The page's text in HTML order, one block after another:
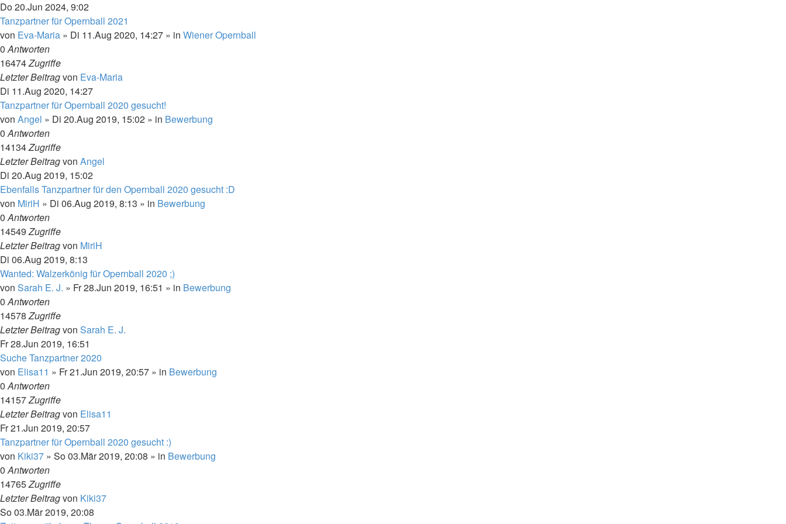
Do 20.Jun 2024, 9:02
Tanzpartner für Opernball 2021
von Eva-Maria » Di 11.Aug 2020, 14:27 » in Wiener Opernball
0Antworten
16474Zugriffe
Letzter Beitragvon Eva-Maria
Di 11.Aug 2020, 14:27
Tanzpartner für Opernball 2020 gesucht!
von Angel » Di 20.Aug 2019, 15:02 » in Bewerbung
0Antworten
14134Zugriffe
Letzter Beitragvon Angel
Di 20.Aug 2019, 15:02
Ebenfalls Tanzpartner für den Opernball 2020 gesucht :D
von MiriH » Di 06.Aug 2019, 8:13 » in Bewerbung
0Antworten
14549Zugriffe
Letzter Beitragvon MiriH
Di 06.Aug 2019, 8:13
Wanted: Walzerkönig für Opernball 2020 ;)
von Sarah E. J. » Fr 28.Jun 2019, 16:51 » in Bewerbung
0Antworten
14578Zugriffe
Letzter Beitragvon Sarah E. J.
Fr 28.Jun 2019, 16:51
Suche Tanzpartner 2020
von Elisa11 » Fr 21.Jun 2019, 20:57 » in Bewerbung
0Antworten
14157Zugriffe
Letzter Beitragvon Elisa11
Fr 21.Jun 2019, 20:57
Tanzpartner für Opernball 2020 gesucht :)
von Kiki37 » So 03.Mär 2019, 20:08 » in Bewerbung
0Antworten
14765Zugriffe
Letzter Beitragvon Kiki37
So 03.Mär 2019, 20:08